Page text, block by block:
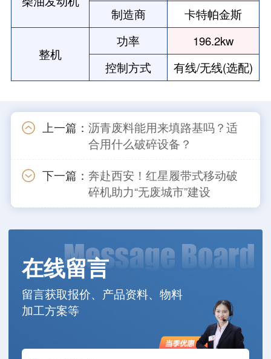
制造商
卡特帕金斯
整机
功率
196.2kw
控制方式
有线/无线(选配)
上一篇： 沥青废料能用来填路基吗？适
合用什么破碎设备？
下一篇： 奔赴西安！红星履带式移动破
碎机助力“无废城市”建设
在线留言
留言获取报价、产品资料、物料
加工方案等